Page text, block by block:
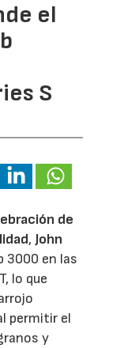
el
S
de
,John
3000 en las
lo que
permitir el
y